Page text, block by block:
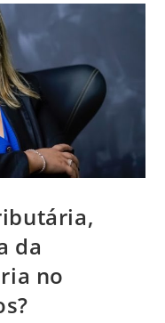
da
no